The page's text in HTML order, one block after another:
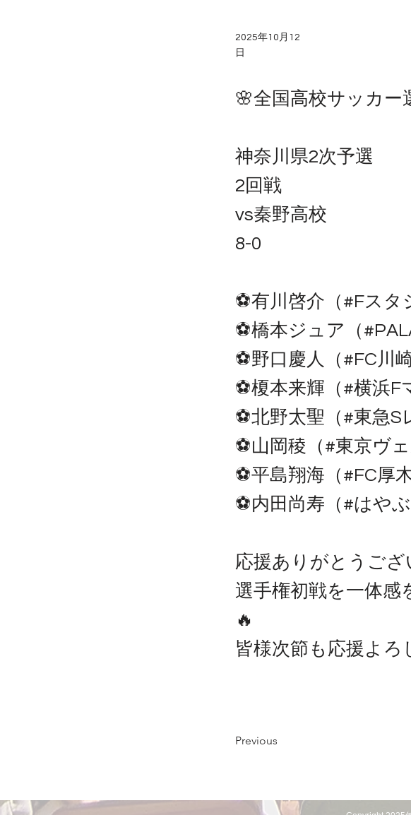
2025年10月12
日
🌸全国高校サッカー
神奈川県2次予選
2回戦
vs秦野高校
8-0
⚽️有川啓介（#Fスタ
⚽️橋本ジュア（
⚽️野口慶人（#FC川
⚽️榎本来輝（#横浜F
⚽️北野太聖（#東急S
⚽️山岡稜（#東京ヴ
⚽️平島翔海（#FC厚
⚽️内田尚寿（#はや
応援ありがとうござ
選手権初戦を一体感
🔥
皆様次節も応援よ
Previous